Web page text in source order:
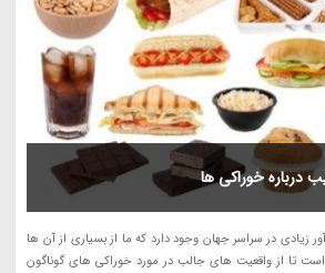
درباره خوراکی ها
در سراسر جهان وجود دارد که ما از بسیاری از آن ها
است تا از واقعیت های جالب در مورد خوراکی های گوناگون